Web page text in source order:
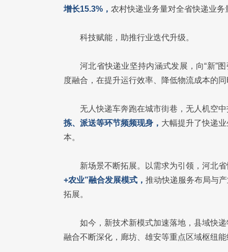
增长15.3%， 农村快递业务量对全省快递业
科技赋能，助推行业迭代升级。
河北省快递业坚持内涵式发展，向“新”
度融合，在提升运行效率、降低物流成本的
无人快递车奔跑在城市街巷，无人机空
拣、派送等环节频频现身， 大幅提升了快递
本。
新场景不断拓展。以需求为引领，河北
+农业”融合发展模式，推动快递服务布局与
拓展。
如今，新技术新模式加速落地，县域快
融合不断深化，廊坊、雄安等重点区域枢纽